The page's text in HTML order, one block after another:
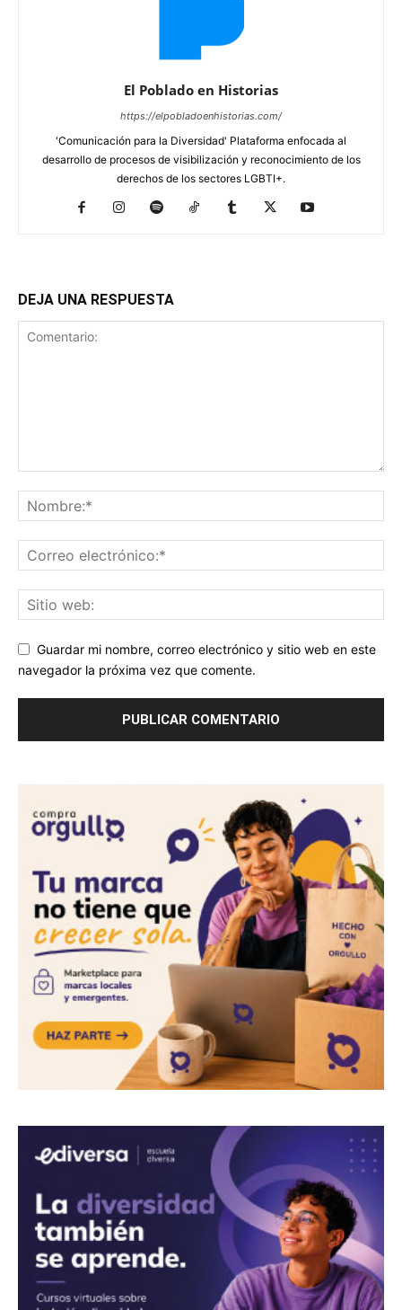
El Poblado en Historias
https://elpobladoenhistorias.com/
'Comunicación para la Diversidad' Plataforma enfocada al
desarrollo de procesos de visibilización y reconocimiento de los
derechos de los sectores LGBTI+.
DEJA UNA RESPUESTA
Guardar mi nombre, correo electrónico y sitio web en este
navegador la próxima vez que comente.